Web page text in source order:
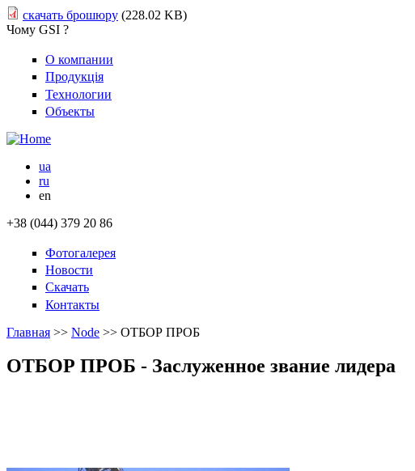
скачать брошюру (228.02 KB)
Чому GSI ?
О компании
Продукція
Технологии
Объекты
ua
ru
en
+38 (044) 379 20 86
Фотогалерея
Новости
Скачать
Контакты
Главная >> Node >> ОТБОР ПРОБ
ОТБОР ПРОБ - Заслуженное звание лидера